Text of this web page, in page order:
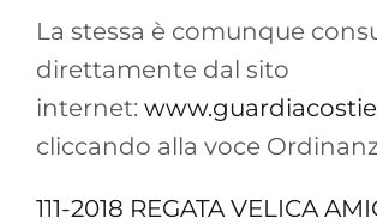
La stessa è comunque
direttamente dal sito
internet:
cliccando alla voce
111-2018 REGATA VELICA